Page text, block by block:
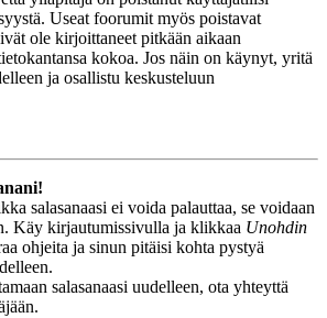
Useat foorumit myös poistavat
ole kirjoittaneet pitkään aikaan
kokoa. Jos näin on käynyt, yritä
ja osallistu keskusteluun
salasanaasi ei voida palauttaa, se voidaan
Käy kirjautumissivulla ja klikkaa Unohdin
ohjeita ja sinun pitäisi kohta pystyä
salasanaasi uudelleen, ota yhteyttä